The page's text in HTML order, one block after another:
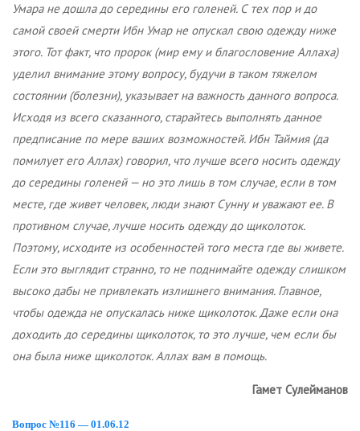
Умара не дошла до середины его голеней. С тех пор и до
самой своей смерти Ибн Умар не опускал свою одежду ниже
этого. Тот факт, что пророк (мир ему и благословение Аллаха)
уделил внимание этому вопросу, будучи в таком тяжелом
состоянии (болезни), указывает на важность данного вопроса.
Исходя из всего сказанного, старайтесь выполнять данное
предписание по мере ваших возможностей. Ибн Таймия (да
помилует его Аллах) говорил, что лучше всего носить одежду
до середины голеней — но это лишь в том случае, если в том
месте, где живет человек, люди знают Сунну и уважают ее. В
противном случае, лучше носить одежду до щиколоток.
Поэтому, исходите из особенностей того места где вы живете.
Если это выглядит странно, то не поднимайте одежду слишком
высоко дабы не привлекать излишнего внимания. Главное,
чтобы одежда не опускалась ниже щиколоток. Даже если она
доходить до середины щиколоток, то это лучше, чем если бы
она была ниже щиколоток. Аллах вам в помощь.
Гамет Сулейманов
Вопрос №116 — 01.06.12